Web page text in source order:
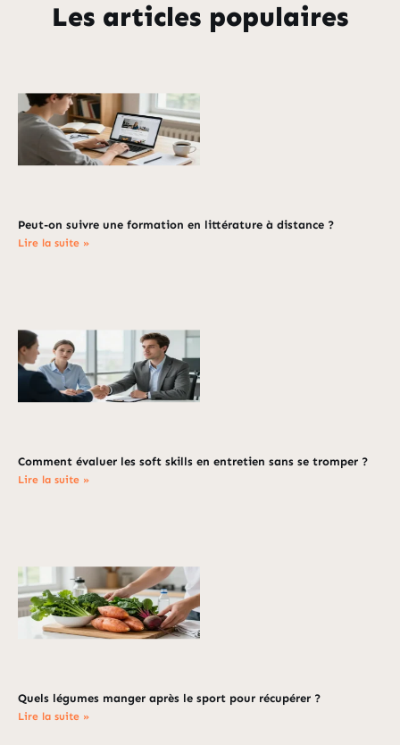
Les articles populaires
Peut-on suivre une formation en littérature à distance ?
Lire la suite »
Comment évaluer les soft skills en entretien sans se tromper ?
Lire la suite »
Quels légumes manger après le sport pour récupérer ?
Lire la suite »